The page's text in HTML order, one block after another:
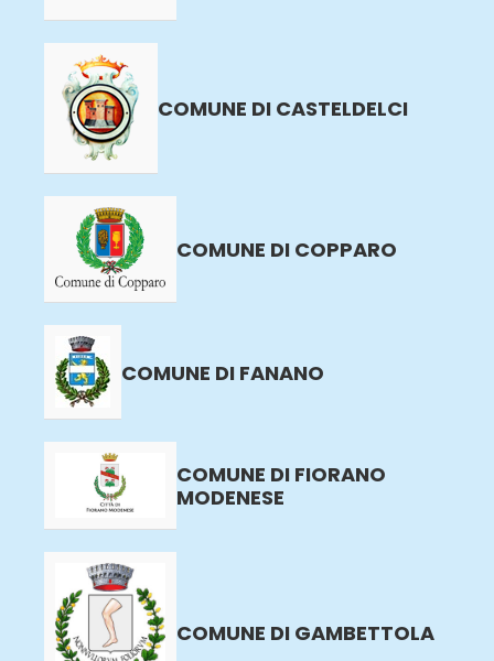
COMUNE DI CASTELDELCI
COMUNE DI COPPARO
COMUNE DI FANANO
COMUNE DI FIORANO
MODENESE
COMUNE DI GAMBETTOLA